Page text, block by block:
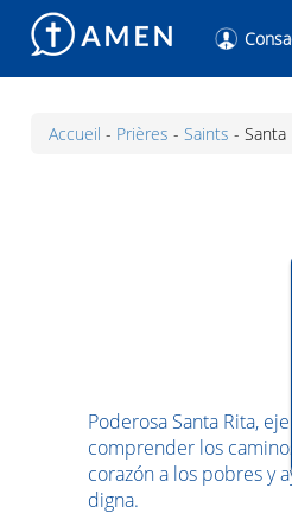
Accueil - Prières - Saints - Santa
Poderosa Santa Rita,
comprender los
corazón a los pobres y
digna.